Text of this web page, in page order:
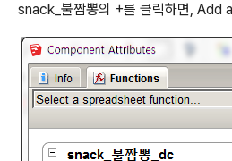
snack_불짬뽕의 +를 클릭하면, Add